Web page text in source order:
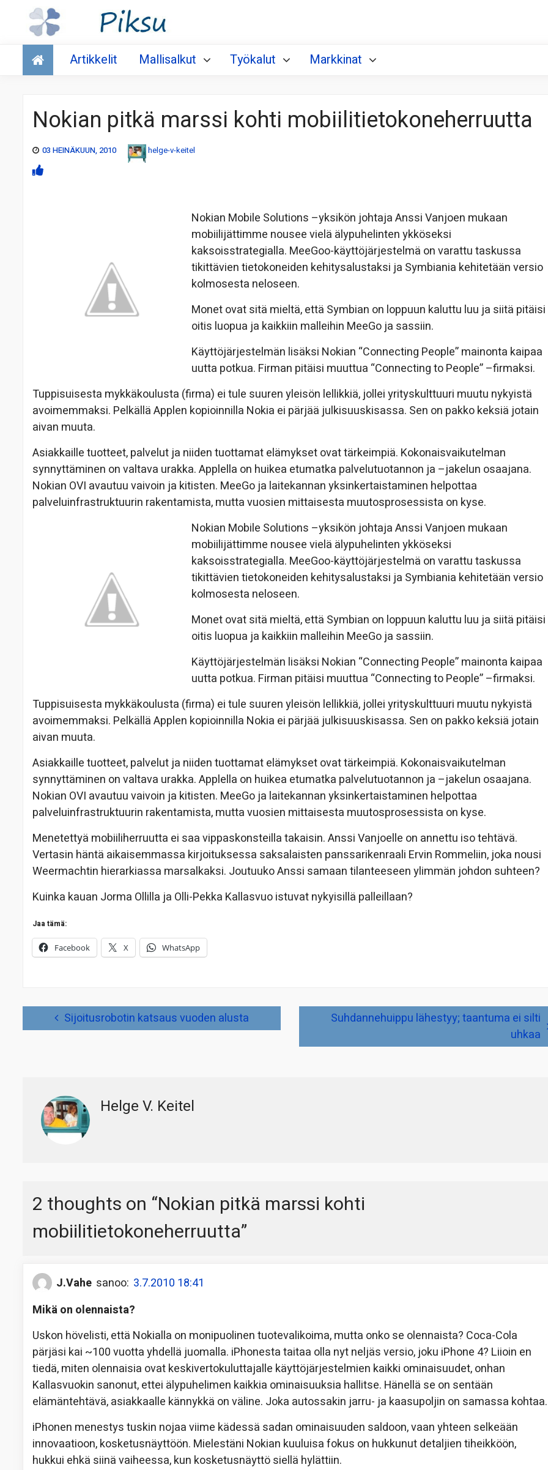
Talous
Artikkelit Mallisalkut Työkalut Markkinat
Nokian pitkä marssi kohti mobiilitietokoneherruutta
03 HEINÄKUUN, 2010 helge-v-keitel
Nokian Mobile Solutions –yksikön johtaja Anssi Vanjoen mukaan
mobiilijättimme nousee vielä älypuhelinten ykköseksi
kaksoisstrategialla. MeeGoo-käyttöjärjestelmä on varattu taskussa
tikittävien tietokoneiden kehitysalustaksi ja Symbiania kehitetään versio
kolmosesta neloseen.
Monet ovat sitä mieltä, että Symbian on loppuun kaluttu luu ja siitä pitäisi
oitis luopua ja kaikkiin malleihin MeeGo ja sassiin.
Käyttöjärjestelmän lisäksi Nokian “Connecting People” mainonta kaipaa
uutta potkua. Firman pitäisi muuttua “Connecting to People” –firmaksi.
Tuppisuisesta mykkäkoulusta (firma) ei tule suuren yleisön lellikkiä, jollei yrityskulttuuri muutu nykyistä
avoimemmaksi. Pelkällä Applen kopioinnilla Nokia ei pärjää julkisuuskisassa. Sen on pakko keksiä jotain
aivan muuta.
Asiakkaille tuotteet, palvelut ja niiden tuottamat elämykset ovat tärkeimpiä. Kokonaisvaikutelman
synnyttäminen on valtava urakka. Applella on huikea etumatka palvelutuotannon ja –jakelun osaajana.
Nokian OVI avautuu vaivoin ja kitisten. MeeGo ja laitekannan yksinkertaistaminen helpottaa
palveluinfrastruktuurin rakentamista, mutta vuosien mittaisesta muutosprosessista on kyse.
Nokian Mobile Solutions –yksikön johtaja Anssi Vanjoen mukaan
mobiilijättimme nousee vielä älypuhelinten ykköseksi
kaksoisstrategialla. MeeGoo-käyttöjärjestelmä on varattu taskussa
tikittävien tietokoneiden kehitysalustaksi ja Symbiania kehitetään versio
kolmosesta neloseen.
Monet ovat sitä mieltä, että Symbian on loppuun kaluttu luu ja siitä pitäisi
oitis luopua ja kaikkiin malleihin MeeGo ja sassiin.
Käyttöjärjestelmän lisäksi Nokian “Connecting People” mainonta kaipaa
uutta potkua. Firman pitäisi muuttua “Connecting to People” –firmaksi.
Tuppisuisesta mykkäkoulusta (firma) ei tule suuren yleisön lellikkiä, jollei yrityskulttuuri muutu nykyistä
avoimemmaksi. Pelkällä Applen kopioinnilla Nokia ei pärjää julkisuuskisassa. Sen on pakko keksiä jotain
aivan muuta.
Asiakkaille tuotteet, palvelut ja niiden tuottamat elämykset ovat tärkeimpiä. Kokonaisvaikutelman
synnyttäminen on valtava urakka. Applella on huikea etumatka palvelutuotannon ja –jakelun osaajana.
Nokian OVI avautuu vaivoin ja kitisten. MeeGo ja laitekannan yksinkertaistaminen helpottaa
palveluinfrastruktuurin rakentamista, mutta vuosien mittaisesta muutosprosessista on kyse.
Menetettyä mobiiliherruutta ei saa vippaskonsteilla takaisin. Anssi Vanjoelle on annettu iso tehtävä.
Vertasin häntä aikaisemmassa kirjoituksessa saksalaisten panssarikenraali Ervin Rommeliin, joka nousi
Weermachtin hierarkiassa marsalkaksi. Joutuuko Anssi samaan tilanteeseen ylimmän johdon suhteen?
Kuinka kauan Jorma Ollilla ja Olli-Pekka Kallasvuo istuvat nykyisillä palleillaan?
Jaa tämä:
Facebook X WhatsApp
Artikkelien Sijoitusrobotin katsaus vuoden alusta
Suhdannehuippu lähestyy; taantuma ei silti
uhkaa
Helge V. Keitel
2 thoughts on “Nokian pitkä marssi kohti
mobiilitietokoneherruutta”
J.Vahe sanoo: 3.7.2010 18:41
Mikä on olennaista?
Uskon hövelisti, että Nokialla on monipuolinen tuotevalikoima, mutta onko se olennaista? Coca-Cola
pärjäsi kai ~100 vuotta yhdellä juomalla. iPhonesta taitaa olla nyt neljäs versio, joku iPhone 4? Liioin en
tiedä, miten olennaisia ovat keskivertokuluttajalle käyttöjärjestelmien kaikki ominaisuudet, onhan
Kallasvuokin sanonut, ettei älypuhelimen kaikkia ominaisuuksia hallitse. Hänellä se on sentään
elämäntehtävä, asiakkaalle kännykkä on väline. Joka autossakin jarru- ja kaasupoljin on samassa kohtaa.
iPhonen menestys tuskin nojaa viime kädessä sadan ominaisuuden saldoon, vaan yhteen selkeään
innovaatioon, kosketusnäyttöön. Mielestäni Nokian kuuluisa fokus on hukkunut detaljien tiheikköön,
hukkui ehkä siinä vaiheessa, kun kosketusnäyttö siellä hylättiin.